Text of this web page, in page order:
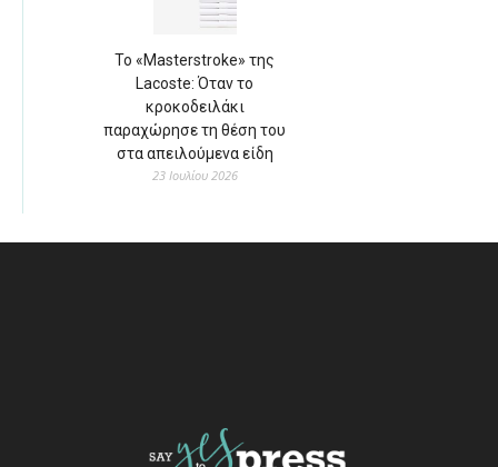
Το «Masterstroke» της
Lacoste: Όταν το
κροκοδειλάκι
παραχώρησε τη θέση του
στα απειλούμενα είδη
23 Ιουλίου 2026